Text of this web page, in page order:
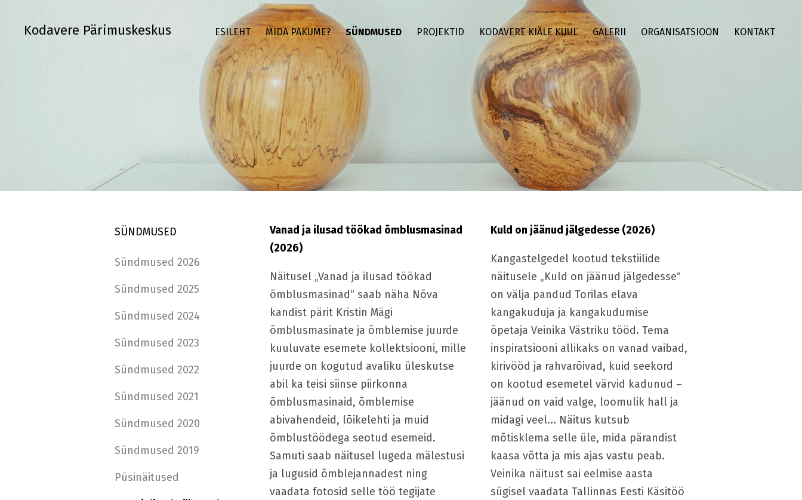
Kodavere Pärimuskeskus ESILEHT MIDA PAKUME? SÜNDMUSED PROJEKTID KODAVERE KIÄLE KUUL GALERII ORGANISATSIOON KONTAKT
SÜNDMUSED
Sündmused 2026
Sündmused 2025
Sündmused 2024
Sündmused 2023
Sündmused 2022
Sündmused 2021
Sündmused 2020
Sündmused 2019
Püsinäitused
Vanad ja ilusad töökad õmblusmasinad
(2026)
Näitusel „Vanad ja ilusad töökad
õmblusmasinad“ saab näha Nõva
kandist pärit Kristin Mägi
õmblusmasinate ja õmblemise juurde
kuuluvate esemete kollektsiooni, mille
juurde on kogutud avaliku üleskutse
abil ka teisi siinse piirkonna
õmblusmasinaid, õmblemise
abivahendeid, lõikelehti ja muid
õmblustöödega seotud esemeid.
Samuti saab näitusel lugeda mälestusi
ja lugusid õmblejannadest ning
vaadata fotosid selle töö tegijate
Kuld on jäänud jälgedesse (2026)
Kangastelgedel kootud tekstiilide
näitusele „Kuld on jäänud jälgedesse“
on välja pandud Torilas elava
kangakuduja ja kangakudumise
õpetaja Veinika Västriku tööd. Tema
inspiratsiooni allikaks on vanad vaibad,
kirivööd ja rahvarõivad, kuid seekord
on kootud esemetel värvid kadunud –
jäänud on vaid valge, loomulik hall ja
midagi veel... Näitus kutsub
mõtisklema selle üle, mida pärandist
kaasa võtta ja mis ajas vastu peab.
Veinika näitust sai eelmise aasta
sügisel vaadata Tallinnas Eesti Käsitöö